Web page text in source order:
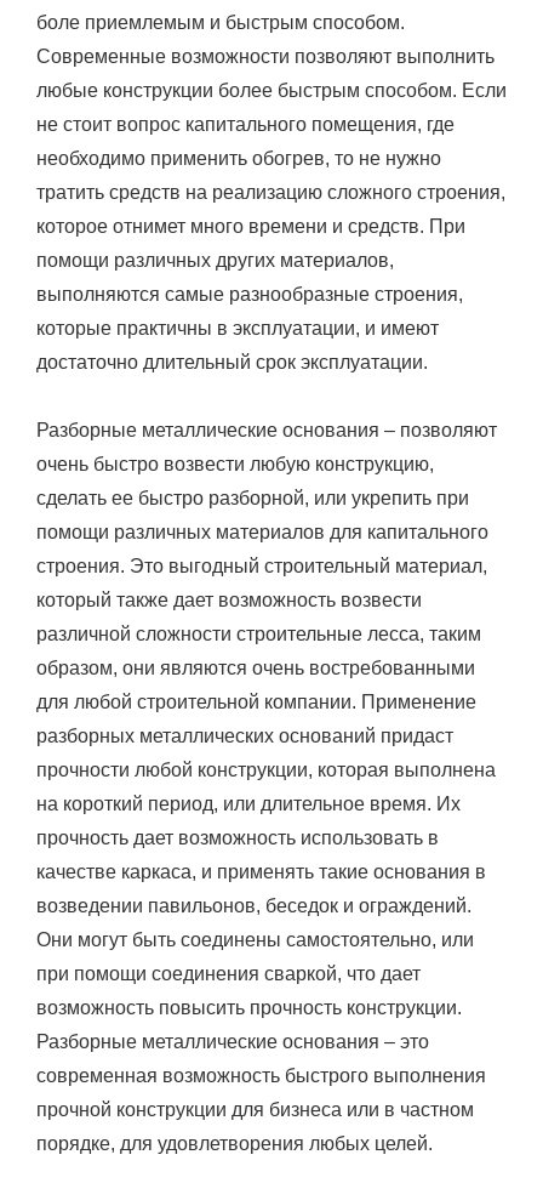
боле приемлемым и быстрым способом.
Современные возможности позволяют выполнить
любые конструкции более быстрым способом. Если
не стоит вопрос капитального помещения, где
необходимо применить обогрев, то не нужно
тратить средств на реализацию сложного строения,
которое отнимет много времени и средств. При
помощи различных других материалов,
выполняются самые разнообразные строения,
которые практичны в эксплуатации, и имеют
достаточно длительный срок эксплуатации.
Разборные металлические основания – позволяют
очень быстро возвести любую конструкцию,
сделать ее быстро разборной, или укрепить при
помощи различных материалов для капитального
строения. Это выгодный строительный материал,
который также дает возможность возвести
различной сложности строительные лесса, таким
образом, они являются очень востребованными
для любой строительной компании. Применение
разборных металлических оснований придаст
прочности любой конструкции, которая выполнена
на короткий период, или длительное время. Их
прочность дает возможность использовать в
качестве каркаса, и применять такие основания в
возведении павильонов, беседок и ограждений.
Они могут быть соединены самостоятельно, или
при помощи соединения сваркой, что дает
возможность повысить прочность конструкции.
Разборные металлические основания – это
современная возможность быстрого выполнения
прочной конструкции для бизнеса или в частном
порядке, для удовлетворения любых целей.